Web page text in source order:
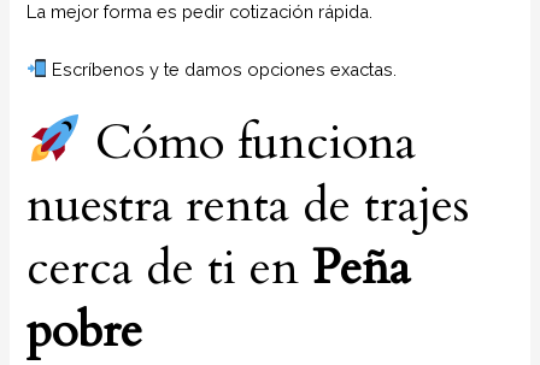
La mejor forma es pedir cotización rápida.
Escríbenos y te damos opciones exactas.
Cómo funciona
nuestra renta de trajes
cerca de ti enPeña
pobre